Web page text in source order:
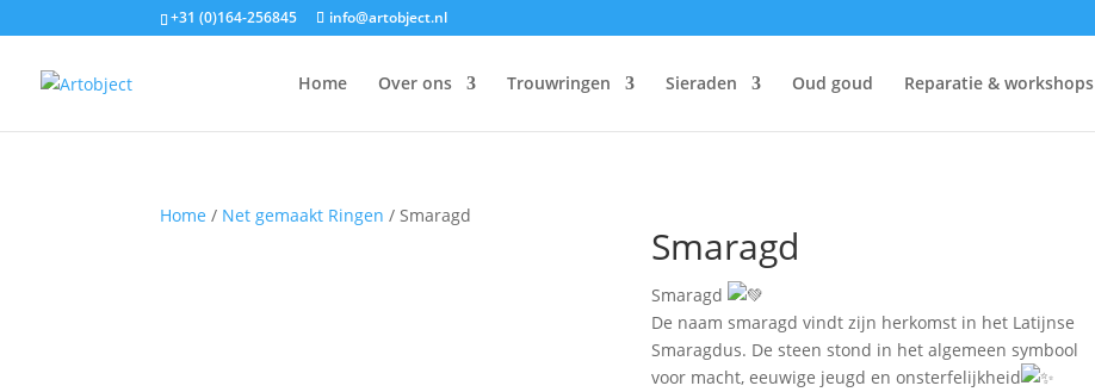
+31 (0)164-256845 info@artobject.nl
Home Over ons Trouwringen Sieraden Oud goud Reparatie & workshops
Home / Net gemaakt Ringen / Smaragd
Smaragd
Smaragd
De naam smaragd vindt zijn herkomst in het Latijnse
Smaragdus. De steen stond in het algemeen symbool
voor macht, eeuwige jeugd en onsterfelijkheid